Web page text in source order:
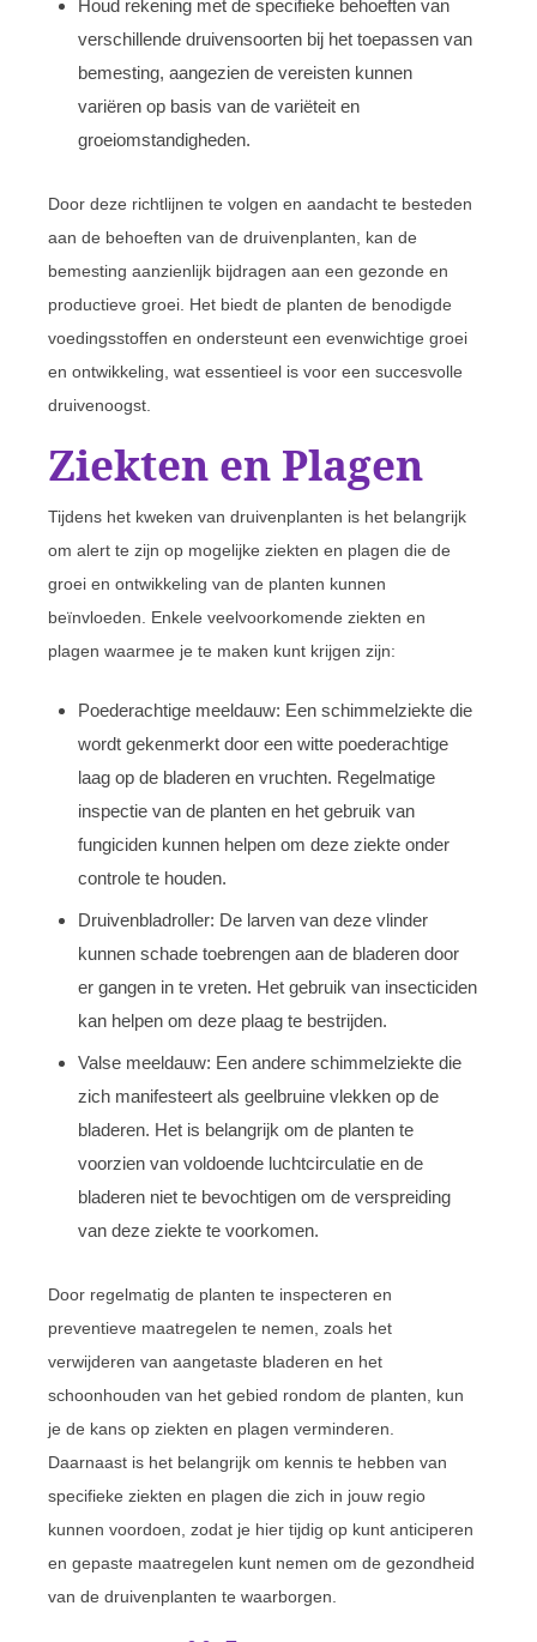
Houd rekening met de specifieke behoeften van
verschillende druivensoorten bij het toepassen van
bemesting, aangezien de vereisten kunnen
variëren op basis van de variëteit en
groeiomstandigheden.
Door deze richtlijnen te volgen en aandacht te besteden
aan de behoeften van de druivenplanten, kan de
bemesting aanzienlijk bijdragen aan een gezonde en
productieve groei. Het biedt de planten de benodigde
voedingsstoffen en ondersteunt een evenwichtige groei
en ontwikkeling, wat essentieel is voor een succesvolle
druivenoogst.
Ziekten en Plagen
Tijdens het kweken van druivenplanten is het belangrijk
om alert te zijn op mogelijke ziekten en plagen die de
groei en ontwikkeling van de planten kunnen
beïnvloeden. Enkele veelvoorkomende ziekten en
plagen waarmee je te maken kunt krijgen zijn:
Poederachtige meeldauw: Een schimmelziekte die
wordt gekenmerkt door een witte poederachtige
laag op de bladeren en vruchten. Regelmatige
inspectie van de planten en het gebruik van
fungiciden kunnen helpen om deze ziekte onder
controle te houden.
Druivenbladroller: De larven van deze vlinder
kunnen schade toebrengen aan de bladeren door
er gangen in te vreten. Het gebruik van insecticiden
kan helpen om deze plaag te bestrijden.
Valse meeldauw: Een andere schimmelziekte die
zich manifesteert als geelbruine vlekken op de
bladeren. Het is belangrijk om de planten te
voorzien van voldoende luchtcirculatie en de
bladeren niet te bevochtigen om de verspreiding
van deze ziekte te voorkomen.
Door regelmatig de planten te inspecteren en
preventieve maatregelen te nemen, zoals het
verwijderen van aangetaste bladeren en het
schoonhouden van het gebied rondom de planten, kun
je de kans op ziekten en plagen verminderen.
Daarnaast is het belangrijk om kennis te hebben van
specifieke ziekten en plagen die zich in jouw regio
kunnen voordoen, zodat je hier tijdig op kunt anticiperen
en gepaste maatregelen kunt nemen om de gezondheid
van de druivenplanten te waarborgen.